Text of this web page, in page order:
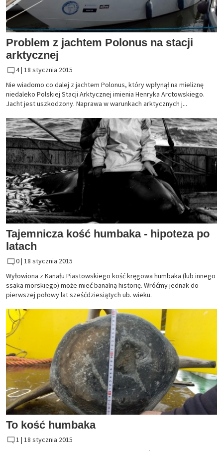
Problem z jachtem Polonus na stacji
arktycznej
4 | 18 stycznia 2015
Nie wiadomo co dalej z jachtem Polonus, który wpłynął na mieliznę
niedaleko Polskiej Stacji Arktycznej imienia Henryka Arctowskiego.
Jacht jest uszkodzony. Naprawa w warunkach arktycznych j...
Tajemnicza kość humbaka - hipoteza po
latach
0 | 18 stycznia 2015
Wyłowiona z Kanału Piastowskiego kość kręgowa humbaka (lub innego
ssaka morskiego) może mieć banalną historię. Wróćmy jednak do
pierwszej połowy lat sześćdziesiątych ub. wieku.
To kość humbaka
1 | 18 stycznia 2015